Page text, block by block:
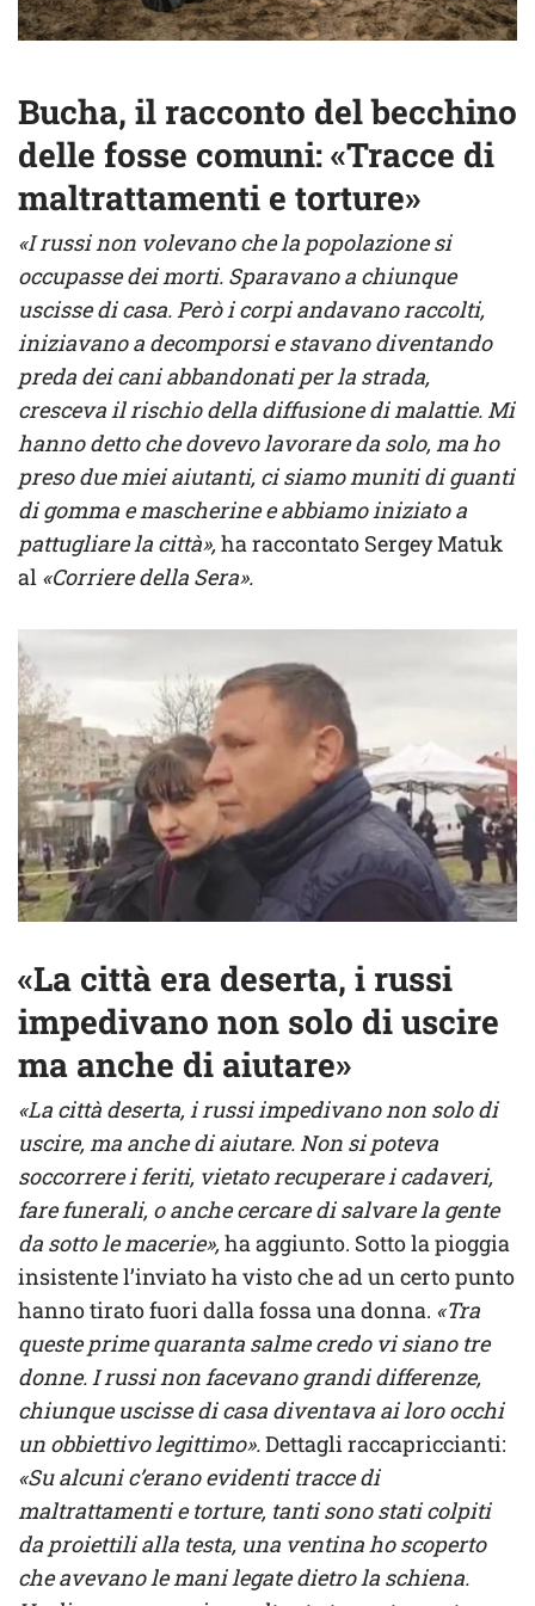
Bucha, il racconto del becchino
delle fosse comuni: «Tracce di
maltrattamenti e torture»
«I russi non volevano che la popolazione si
occupasse dei morti. Sparavano a chiunque
uscisse di casa. Però i corpi andavano raccolti,
iniziavano a decomporsi e stavano diventando
preda dei cani abbandonati per la strada,
cresceva il rischio della diffusione di malattie. Mi
hanno detto che dovevo lavorare da solo, ma ho
preso due miei aiutanti, ci siamo muniti di guanti
di gomma e mascherine e abbiamo iniziato a
pattugliare la città»,ha raccontato Sergey Matuk
al «Corriere della Sera».
«La città era deserta, i russi
impedivano non solo di uscire
ma anche di aiutare»
«La città deserta, i russi impedivano non solo di
uscire, ma anche di aiutare. Non si poteva
soccorrere i feriti, vietato recuperare i cadaveri,
fare funerali, o anche cercare di salvare la gente
da sotto le macerie»,ha aggiunto. Sotto la pioggia
insistente l’inviato ha visto che ad un certo punto
hanno tirato fuori dalla fossa una donna. «Tra
queste prime quaranta salme credo vi siano tre
donne. I russi non facevano grandi differenze,
chiunque uscisse di casa diventava ai loro occhi
un obbiettivo legittimo».Dettagli raccapriccianti:
«Su alcuni c’erano evidenti tracce di
maltrattamenti e torture, tanti sono stati colpiti
da proiettili alla testa, una ventina ho scoperto
che avevano le mani legate dietro la schiena.